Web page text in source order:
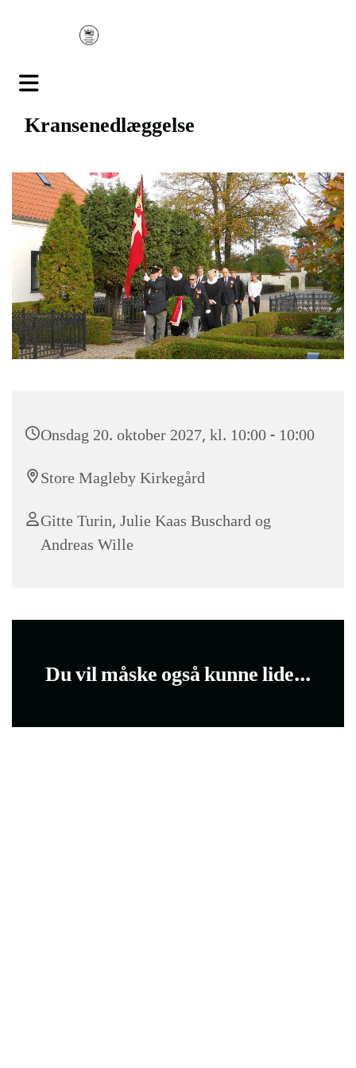
Kransenedlæggelse
Onsdag 20. oktober 2027, kl. 10:00 - 10:00
Store Magleby Kirkegård
Gitte Turin, Julie Kaas Buschard og
Andreas Wille
Du vil måske også kunne lide...